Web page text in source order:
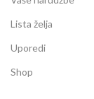
Lista želja
Uporedi
Shop